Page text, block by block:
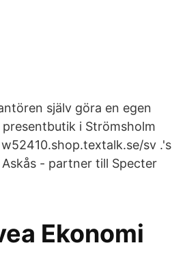
själv göra en egen
i Strömsholm
sv .'s
- partner till Specter
Ekonomi